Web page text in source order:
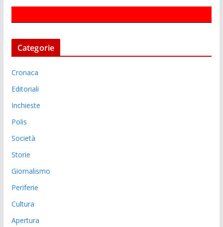
Categorie
Cronaca
Editoriali
Inchieste
Polis
Società
Storie
Giornalismo
Periferie
Cultura
Apertura